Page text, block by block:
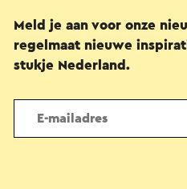
Meld je aan voor onze
regelmaat nieuwe
stukje Nederland.